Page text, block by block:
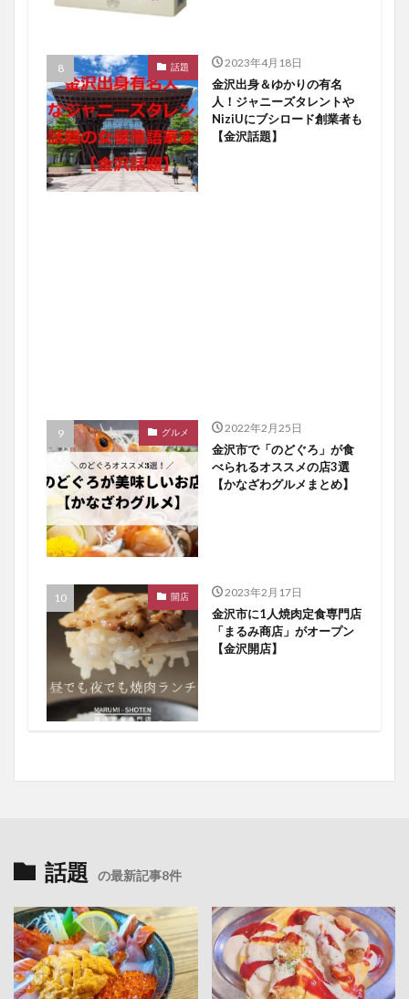
話題 2023年4月18日
金沢出身＆ゆかりの有名
人！ジャニーズタレントや
NiziUにブシロード創業者も
【金沢話題】
グルメ 2022年2月25日
金沢市で「のどぐろ」が食
べられるオススメの店3選
【かなざわグルメまとめ】
開店 2023年2月17日
金沢市に1人焼肉定食専門店
「まるみ商店」がオープン
【金沢開店】
話題 の最新記事8件